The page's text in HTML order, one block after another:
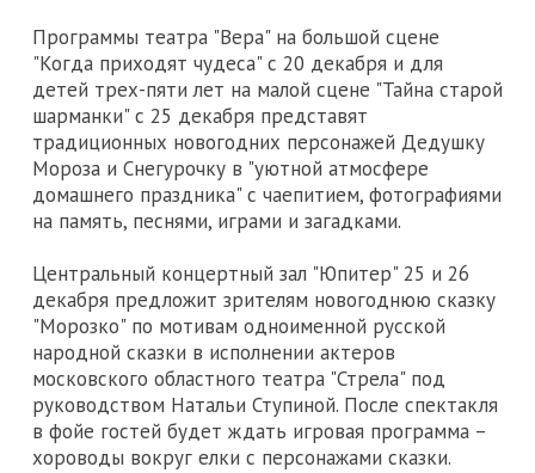
Программы театра "Вера" на большой сцене
"Когда приходят чудеса" с 20 декабря и для
детей трех-пяти лет на малой сцене "Тайна старой
шарманки" с 25 декабря представят
традиционных новогодних персонажей Дедушку
Мороза и Снегурочку в "уютной атмосфере
домашнего праздника" с чаепитием, фотографиями
на память, песнями, играми и загадками.
Центральный концертный зал "Юпитер" 25 и 26
декабря предложит зрителям новогоднюю сказку
"Морозко" по мотивам одноименной русской
народной сказки в исполнении актеров
московского областного театра "Стрела" под
руководством Натальи Ступиной. После спектакля
в фойе гостей будет ждать игровая программа –
хороводы вокруг елки с персонажами сказки.